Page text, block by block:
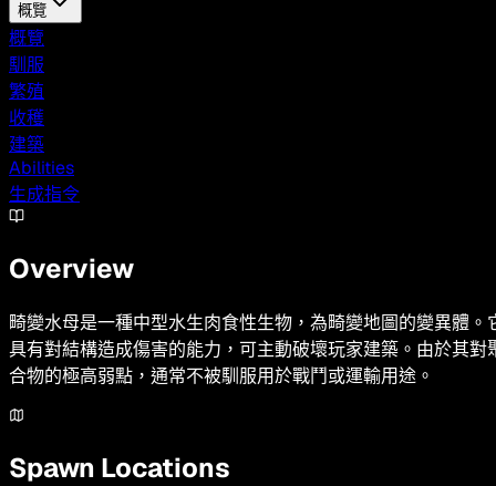
概覽
概覽
馴服
繁殖
收穫
建築
Abilities
生成指令
Overview
畸變水母是一種中型水生肉食性生物，為畸變地圖的變異體。
具有對結構造成傷害的能力，可主動破壞玩家建築。由於其對
合物的極高弱點，通常不被馴服用於戰鬥或運輸用途。
Spawn Locations